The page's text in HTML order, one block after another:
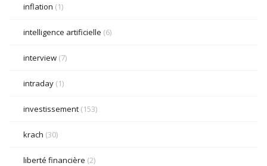
inflation (1)
intelligence artificielle (6)
interview (7)
intraday (1)
investissement (153)
krach (30)
liberté financière (2)